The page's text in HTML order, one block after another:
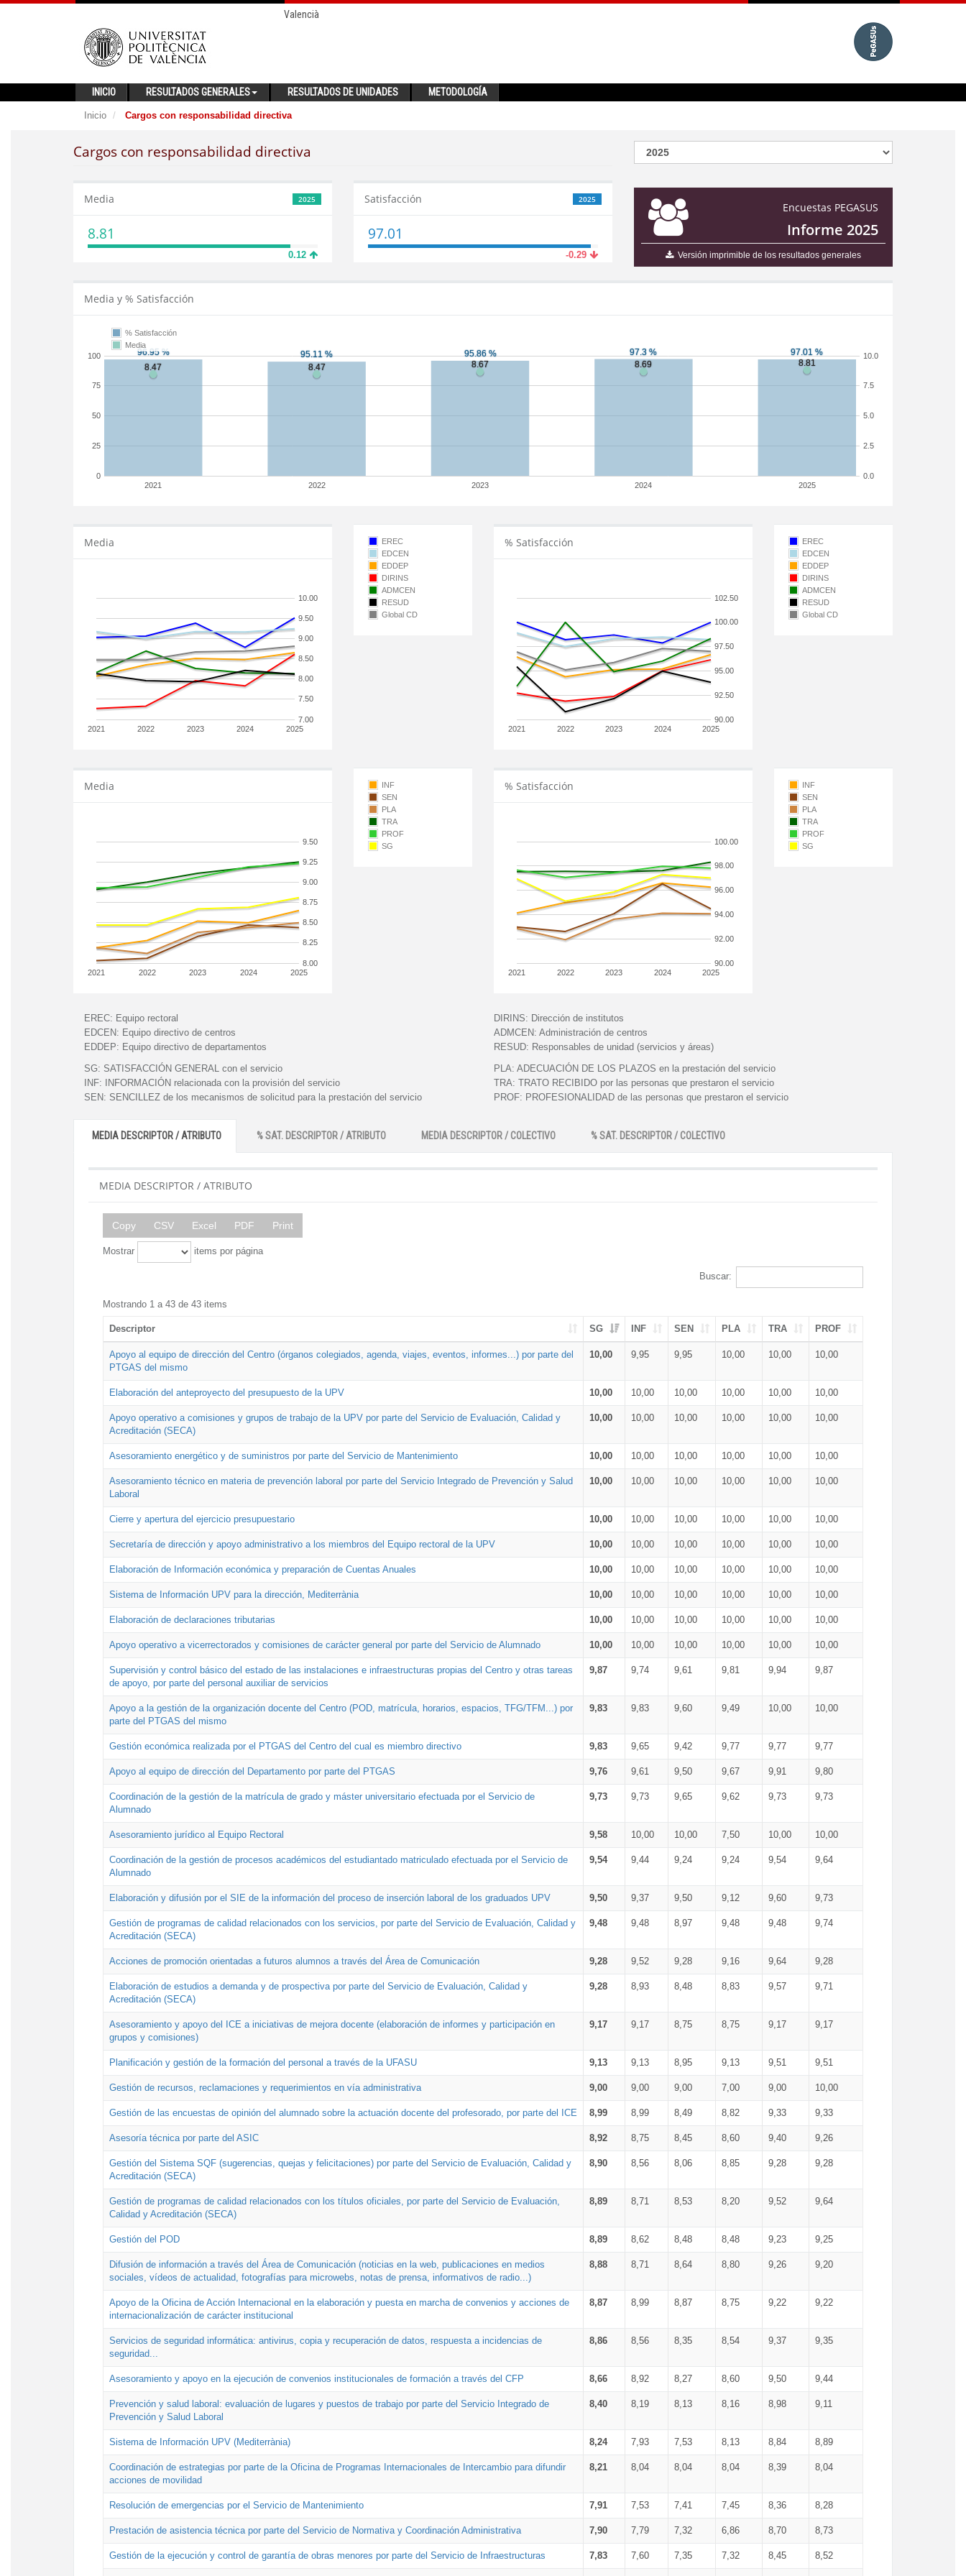
Valencià
INICIO RESULTADOS GENERALES RESULTADOS DE UNIDADES METODOLOGÍA
Inicio Cargos con responsabilidad directiva
Cargos con responsabilidad directiva
Encuestas PEGASUS
Informe 2025
Versión imprimible de los resultados generales
2025
Media
8.81
0.12
2025
Satisfacción
97.01
-0.29
Media y % Satisfacción
2021 2022 2023 2024 2025
0
25
50
75
100
0.0
2.5
5.0
7.5
10.0
% Satisfacción
Media
Media
2021 2022 2023 2024 2025
7.00
7.50
8.00
8.50
9.00
9.50
10.00
EREC
EDCEN
EDDEP
DIRINS
ADMCEN
RESUD
Global CD
% Satisfacción
2021 2022 2023 2024 2025
90.00
92.50
95.00
97.50
100.00
102.50
EREC
EDCEN
EDDEP
DIRINS
ADMCEN
RESUD
Global CD
Media
2021 2022 2023 2024 2025
8.00
8.25
8.50
8.75
9.00
9.25
9.50
INF
SEN
PLA
TRA
PROF
SG
% Satisfacción
2021 2022 2023 2024 2025
90.00
92.00
94.00
96.00
98.00
100.00
INF
SEN
PLA
TRA
PROF
SG
EREC: Equipo rectoral
EDCEN: Equipo directivo de centros
EDDEP: Equipo directivo de departamentos
DIRINS: Dirección de institutos
ADMCEN: Administración de centros
RESUD: Responsables de unidad (servicios y áreas)
SG: SATISFACCIÓN GENERAL con el servicio
INF:
INFORMACIÓN relacionada con la provisión del servicio
SEN: SENCILLEZ de los mecanismos de solicitud para la prestación del servicio
PLA: ADECUACIÓN DE LOS PLAZOS en la prestación del servicio
TRA: TRATO RECIBIDO por las personas que prestaron el servicio
PROF: PROFESIONALIDAD de las personas que prestaron el servicio
MEDIA DESCRIPTOR / ATRIBUTO % SAT. DESCRIPTOR / ATRIBUTO MEDIA DESCRIPTOR / COLECTIVO % SAT. DESCRIPTOR / COLECTIVO
MEDIA DESCRIPTOR / ATRIBUTO
Copy CSV Excel PDF Print
Mostrar items por página
Buscar:
Mostrando 1 a 43 de 43 items
Descriptor SG INF SEN PLA TRA PROF
Apoyo al equipo de dirección del Centro (órganos colegiados, agenda, viajes, eventos, informes...) por parte del
PTGAS del mismo
10,00 9,95 9,95 10,00 10,00 10,00
Elaboración del anteproyecto del presupuesto de la UPV 10,00 10,00 10,00 10,00 10,00 10,00
Apoyo operativo a comisiones y grupos de trabajo de la UPV por parte del Servicio de Evaluación, Calidad y
Acreditación (SECA)
10,00 10,00 10,00 10,00 10,00 10,00
Asesoramiento energético y de suministros por parte del Servicio de Mantenimiento 10,00 10,00 10,00 10,00 10,00 10,00
Asesoramiento técnico en materia de prevención laboral por parte del Servicio Integrado de Prevención y Salud
Laboral
10,00 10,00 10,00 10,00 10,00 10,00
Cierre y apertura del ejercicio presupuestario 10,00 10,00 10,00 10,00 10,00 10,00
Secretaría de dirección y apoyo administrativo a los miembros del Equipo rectoral de la UPV 10,00 10,00 10,00 10,00 10,00 10,00
Elaboración de Información económica y preparación de Cuentas Anuales 10,00 10,00 10,00 10,00 10,00 10,00
Sistema de Información UPV para la dirección, Mediterrània 10,00 10,00 10,00 10,00 10,00 10,00
Elaboración de declaraciones tributarias 10,00 10,00 10,00 10,00 10,00 10,00
Apoyo operativo a vicerrectorados y comisiones de carácter general por parte del Servicio de Alumnado 10,00 10,00 10,00 10,00 10,00 10,00
Supervisión y control básico del estado de las instalaciones e infraestructuras propias del Centro y otras tareas
de apoyo, por parte del personal auxiliar de servicios
9,87 9,74 9,61 9,81 9,94 9,87
Apoyo a la gestión de la organización docente del Centro (POD, matrícula, horarios, espacios, TFG/TFM...) por
parte del PTGAS del mismo
9,83 9,83 9,60 9,49 10,00 10,00
Gestión económica realizada por el PTGAS del Centro del cual es miembro directivo 9,83 9,65 9,42 9,77 9,77 9,77
Apoyo al equipo de dirección del Departamento por parte del PTGAS 9,76 9,61 9,50 9,67 9,91 9,80
Coordinación de la gestión de la matrícula de grado y máster universitario efectuada por el Servicio de
Alumnado
9,73 9,73 9,65 9,62 9,73 9,73
Asesoramiento jurídico al Equipo Rectoral 9,58 10,00 10,00 7,50 10,00 10,00
Coordinación de la gestión de procesos académicos del estudiantado matriculado efectuada por el Servicio de
Alumnado
9,54 9,44 9,24 9,24 9,54 9,64
Elaboración y difusión por el SIE de la información del proceso de inserción laboral de los graduados UPV 9,50 9,37 9,50 9,12 9,60 9,73
Gestión de programas de calidad relacionados con los servicios, por parte del Servicio de Evaluación, Calidad y
Acreditación (SECA)
9,48 9,48 8,97 9,48 9,48 9,74
Acciones de promoción orientadas a futuros alumnos a través del Área de Comunicación 9,28 9,52 9,28 9,16 9,64 9,28
Elaboración de estudios a demanda y de prospectiva por parte del Servicio de Evaluación, Calidad y
Acreditación (SECA)
9,28 8,93 8,48 8,83 9,57 9,71
Asesoramiento y apoyo del ICE a iniciativas de mejora docente (elaboración de informes y participación en
grupos y comisiones)
9,17 9,17 8,75 8,75 9,17 9,17
Planificación y gestión de la formación del personal a través de la UFASU 9,13 9,13 8,95 9,13 9,51 9,51
Gestión de recursos, reclamaciones y requerimientos en vía administrativa 9,00 9,00 9,00 7,00 9,00 10,00
Gestión de las encuestas de opinión del alumnado sobre la actuación docente del profesorado, por parte del ICE 8,99 8,99 8,49 8,82 9,33 9,33
Asesoría técnica por parte del ASIC 8,92 8,75 8,45 8,60 9,40 9,26
Gestión del Sistema SQF (sugerencias, quejas y felicitaciones) por parte del Servicio de Evaluación, Calidad y
Acreditación (SECA)
8,90 8,56 8,06 8,85 9,28 9,28
Gestión de programas de calidad relacionados con los títulos oficiales, por parte del Servicio de Evaluación,
Calidad y Acreditación (SECA)
8,89 8,71 8,53 8,20 9,52 9,64
Gestión del POD 8,89 8,62 8,48 8,48 9,23 9,25
Difusión de información a través del Área de Comunicación (noticias en la web, publicaciones en medios
sociales, vídeos de actualidad, fotografías para microwebs, notas de prensa, informativos de radio...)
8,88 8,71 8,64 8,80 9,26 9,20
Apoyo de la Oficina de Acción Internacional en la elaboración y puesta en marcha de convenios y acciones de
internacionalización de carácter institucional
8,87 8,99 8,87 8,75 9,22 9,22
Servicios de seguridad informática: antivirus, copia y recuperación de datos, respuesta a incidencias de
seguridad...
8,86 8,56 8,35 8,54 9,37 9,35
Asesoramiento y apoyo en la ejecución de convenios institucionales de formación a través del CFP 8,66 8,92 8,27 8,60 9,50 9,44
Prevención y salud laboral: evaluación de lugares y puestos de trabajo por parte del Servicio Integrado de
Prevención y Salud Laboral
8,40 8,19 8,13 8,16 8,98 9,11
Sistema de Información UPV (Mediterrània) 8,24 7,93 7,53 8,13 8,84 8,89
Coordinación de estrategias por parte de la Oficina de Programas Internacionales de Intercambio para difundir
acciones de movilidad
8,21 8,04 8,04 8,04 8,39 8,04
Resolución de emergencias por el Servicio de Mantenimiento 7,91 7,53 7,41 7,45 8,36 8,28
Prestación de asistencia técnica por parte del Servicio de Normativa y Coordinación Administrativa 7,90 7,79 7,32 6,86 8,70 8,73
Gestión de la ejecución y control de garantía de obras menores por parte del Servicio de Infraestructuras 7,83 7,60 7,35 7,32 8,45 8,52